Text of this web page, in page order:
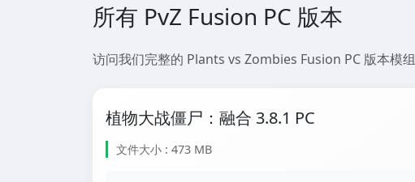
所有 PvZ Fusion PC 版本
访问我们完整的 Plants vs Zombies Fusion PC 版本模
植物大战僵尸：融合 3.8.1 PC
文件大小 : 473 MB